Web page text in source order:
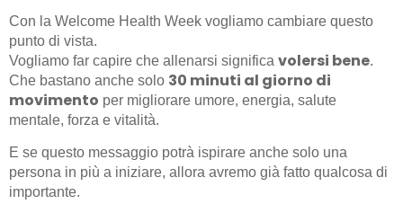
Con la Welcome Health Week vogliamo cambiare questo
punto di vista.
Vogliamo far capire che allenarsi significa volersi bene.
Che bastano anche solo 30 minuti al giorno di
movimento per migliorare umore, energia, salute
mentale, forza e vitalità.
E se questo messaggio potrà ispirare anche solo una
persona in più a iniziare, allora avremo già fatto qualcosa di
importante.